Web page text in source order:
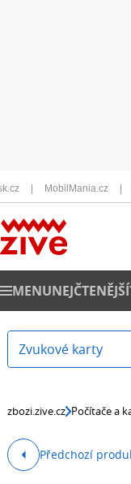
MobilMania.cz
MENUNEJČTENĚJŠÍ
Zvukové karty
zbozi.zive.cz Počítače a
Předchozí